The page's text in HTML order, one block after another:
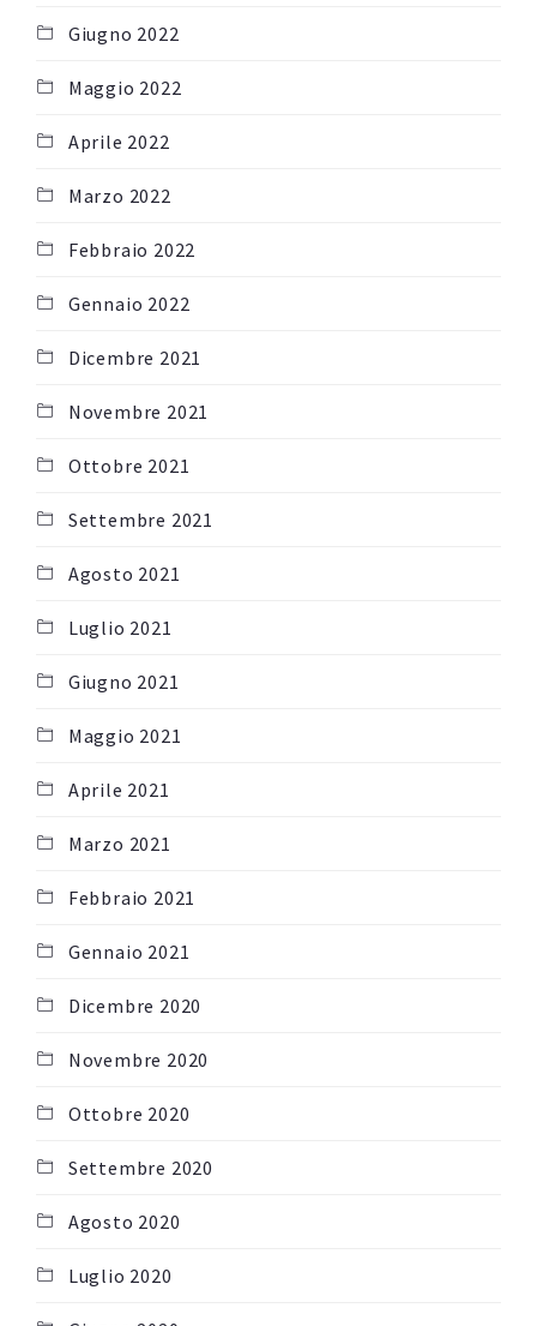
Giugno 2022
Maggio 2022
Aprile 2022
Marzo 2022
Febbraio 2022
Gennaio 2022
Dicembre 2021
Novembre 2021
Ottobre 2021
Settembre 2021
Agosto 2021
Luglio 2021
Giugno 2021
Maggio 2021
Aprile 2021
Marzo 2021
Febbraio 2021
Gennaio 2021
Dicembre 2020
Novembre 2020
Ottobre 2020
Settembre 2020
Agosto 2020
Luglio 2020